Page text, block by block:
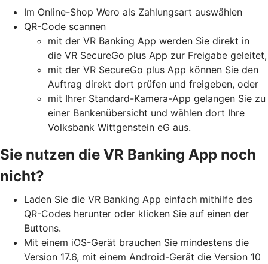
Im Online-Shop Wero als Zahlungsart auswählen
QR-Code scannen
mit der VR Banking App werden Sie direkt in
die VR SecureGo plus App zur Freigabe geleitet,
mit der VR SecureGo plus App können Sie den
Auftrag direkt dort prüfen und freigeben, oder
mit Ihrer Standard-Kamera-App gelangen Sie zu
einer Bankenübersicht und wählen dort Ihre
Volksbank Wittgenstein eG aus.
Sie nutzen die VR Banking App noch
nicht?
Laden Sie die VR Banking App einfach mithilfe des
QR-Codes herunter oder klicken Sie auf einen der
Buttons.
Mit einem iOS-Gerät brauchen Sie mindestens die
Version 17.6, mit einem Android-Gerät die Version 10